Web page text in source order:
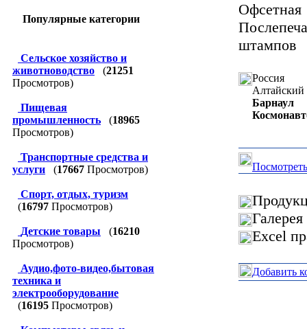
Популярные категории
Сельское хозяйство и
животноводство
(21251
Просмотров)
Пищевая
промышленность
(18965
Просмотров)
Транспортные средства и
услуги
(17667 Просмотров)
Спорт, отдых, туризм
(16797 Просмотров)
Детские товары (16210
Просмотров)
Аудио,фото-видео,бытовая
техника и
электрооборудование
(16195 Просмотров)
штампов
Россия
Алтайский
Барнаул
Excel
Добавить